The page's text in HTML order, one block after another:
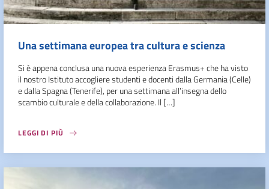
Una settimana europea tra cultura e scienza
Si è appena conclusa una nuova esperienza Erasmus+ che ha visto
il nostro Istituto accogliere studenti e docenti dalla Germania (Celle)
e dalla Spagna (Tenerife), per una settimana all’insegna dello
scambio culturale e della collaborazione. Il […]
LEGGI DI PIÙ